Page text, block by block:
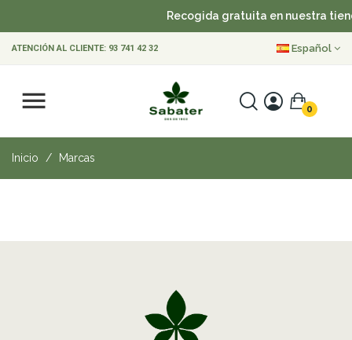
Recogida gratuita en nuestra
ATENCIÓN AL CLIENTE: 93 741 42 32 Español
0
Inicio Marcas